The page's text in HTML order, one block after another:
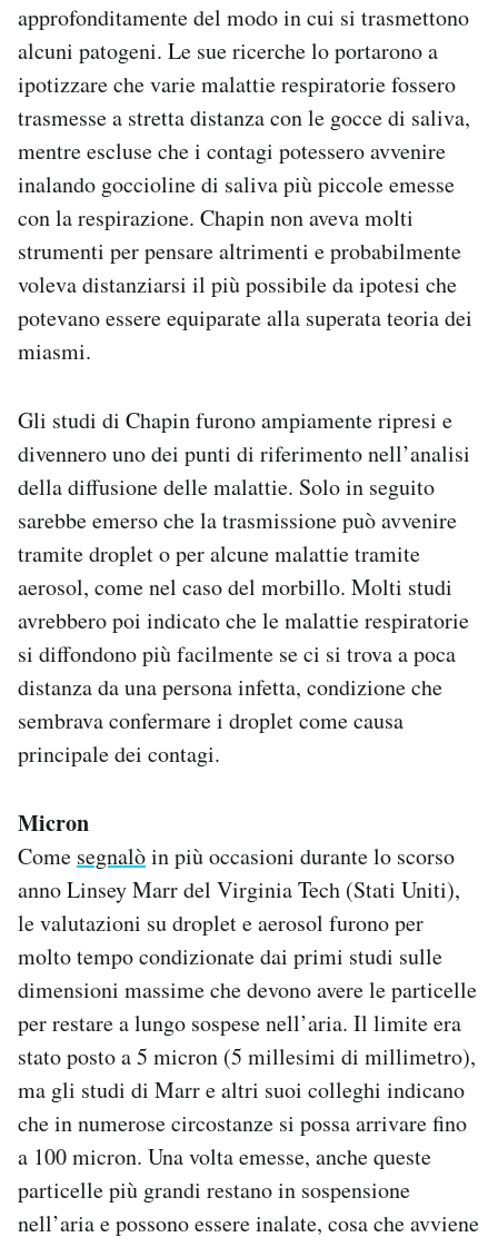
approfonditamente del modo in cui si trasmettono
alcuni patogeni. Le sue ricerche lo portarono a
ipotizzare che varie malattie respiratorie fossero
trasmesse a stretta distanza con le gocce di saliva,
mentre escluse che i contagi potessero avvenire
inalando goccioline di saliva più piccole emesse
con la respirazione. Chapin non aveva molti
strumenti per pensare altrimenti e probabilmente
voleva distanziarsi il più possibile da ipotesi che
potevano essere equiparate alla superata teoria dei
miasmi.
Gli studi di Chapin furono ampiamente ripresi e
divennero uno dei punti di riferimento nell’analisi
della diffusione delle malattie. Solo in seguito
sarebbe emerso che la trasmissione può avvenire
tramite droplet o per alcune malattie tramite
aerosol, come nel caso del morbillo. Molti studi
avrebbero poi indicato che le malattie respiratorie
si diffondono più facilmente se ci si trova a poca
distanza da una persona infetta, condizione che
sembrava confermare i droplet come causa
principale dei contagi.
Micron
Come segnalòin più occasioni durante lo scorso
anno Linsey Marr del Virginia Tech (Stati Uniti),
le valutazioni su droplet e aerosol furono per
molto tempo condizionate dai primi studi sulle
dimensioni massime che devono avere le particelle
per restare a lungo sospese nell’aria. Il limite era
stato posto a 5 micron (5 millesimi di millimetro),
ma gli studi di Marr e altri suoi colleghi indicano
che in numerose circostanze si possa arrivare fino
a 100 micron. Una volta emesse, anche queste
particelle più grandi restano in sospensione
nell’aria e possono essere inalate, cosa che avviene